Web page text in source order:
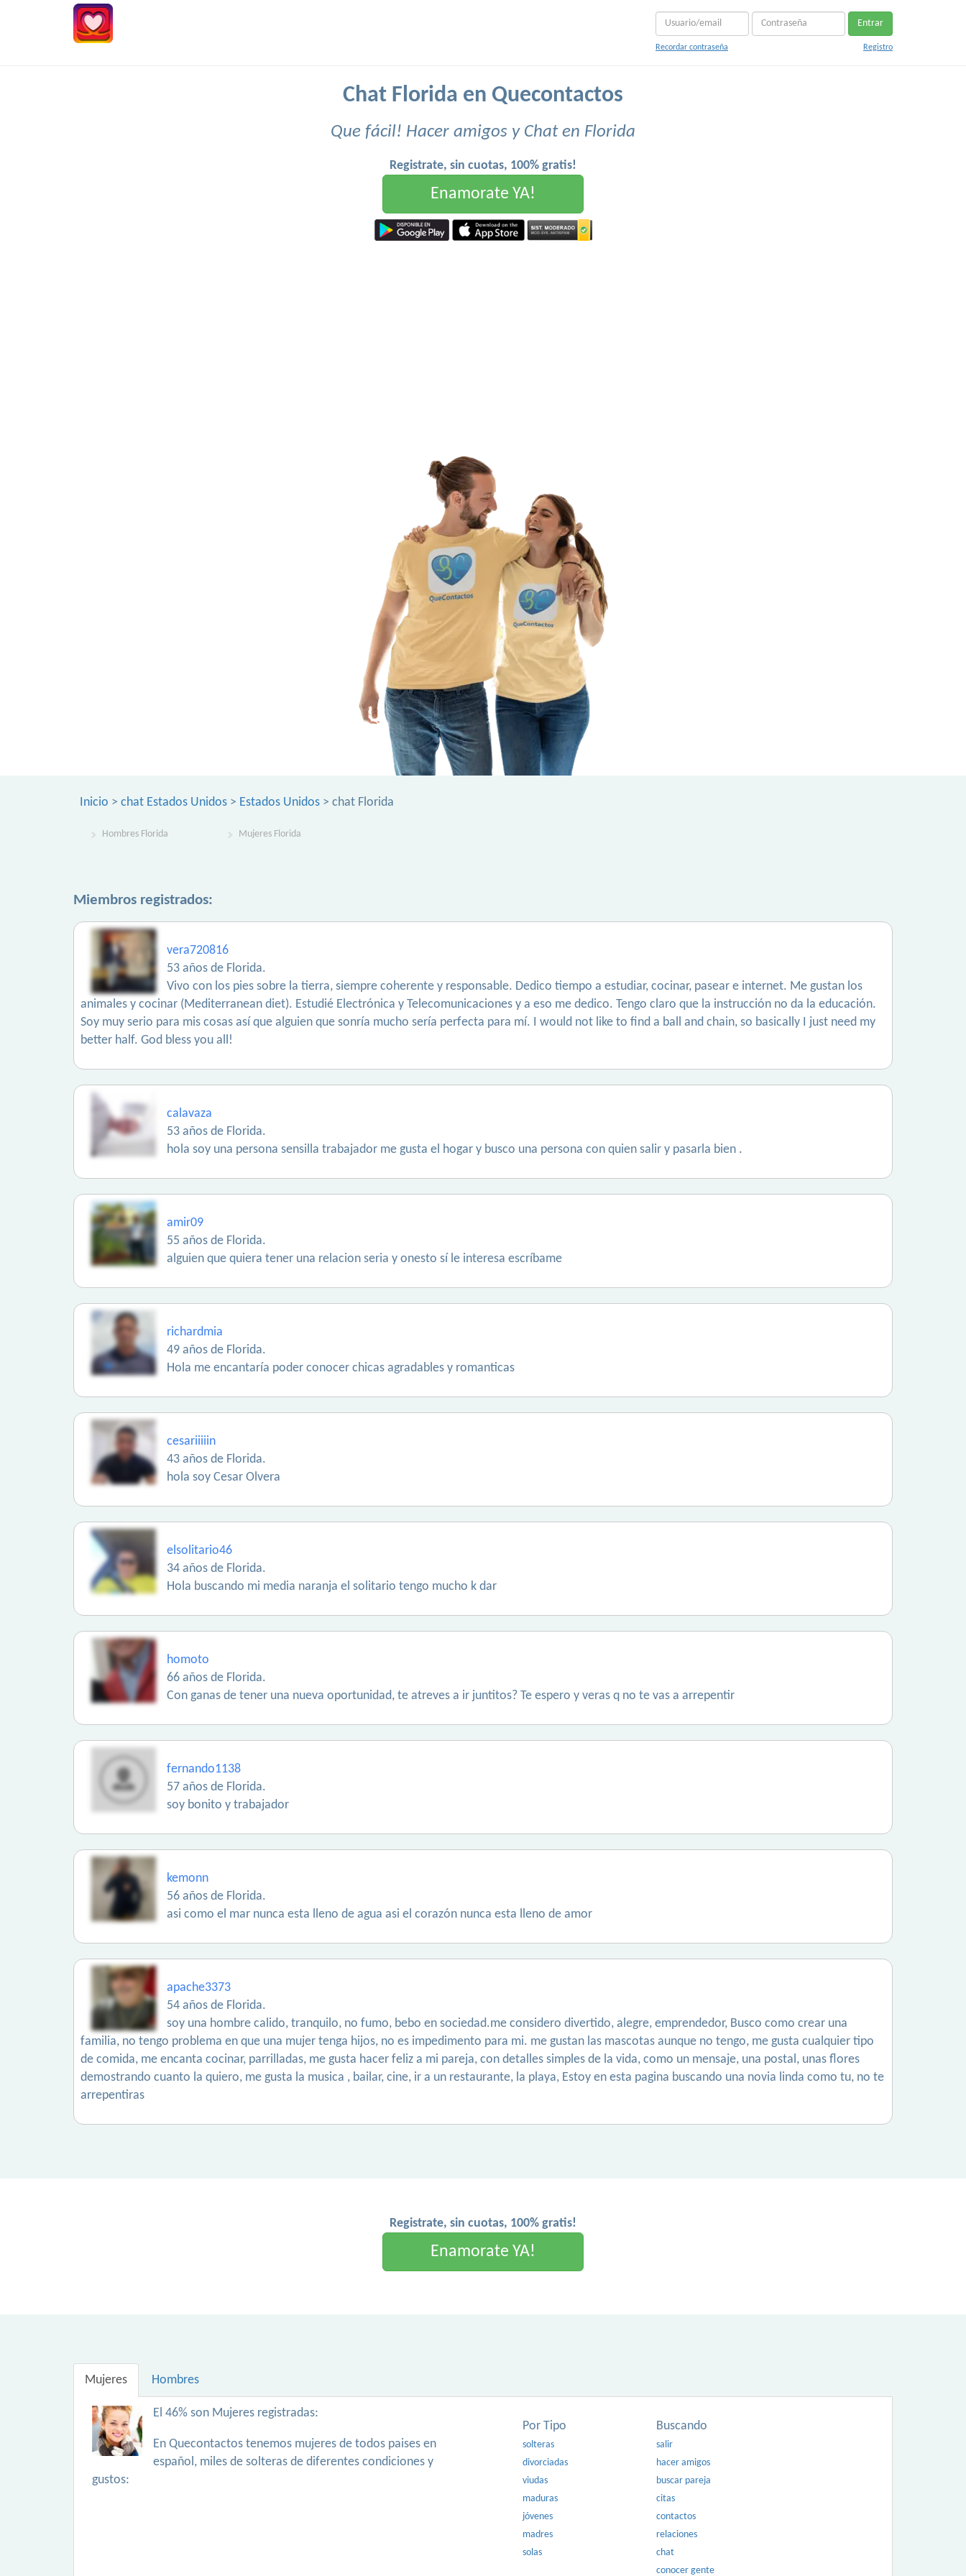
Entrar
Recordar contraseña Registro
Chat Florida en Quecontactos
Que fácil! Hacer amigos y Chat en Florida
Registrate, sin cuotas, 100% gratis!
Enamorate YA!
Inicio > chat Estados Unidos > Estados Unidos > chat Florida
Hombres Florida Mujeres Florida
Miembros registrados:
vera720816
53 años de Florida.
Vivo con los pies sobre la tierra, siempre coherente y responsable. Dedico tiempo a estudiar, cocinar, pasear e internet. Me gustan los
animales y cocinar (Mediterranean diet). Estudié Electrónica y Telecomunicaciones y a eso me dedico. Tengo claro que la instrucción no da la educación.
Soy muy serio para mis cosas así que alguien que sonría mucho sería perfecta para mí. I would not like to find a ball and chain, so basically I just need my
better half. God bless you all!
calavaza
53 años de Florida.
hola soy una persona sensilla trabajador me gusta el hogar y busco una persona con quien salir y pasarla bien .
amir09
55 años de Florida.
alguien que quiera tener una relacion seria y onesto sí le interesa escríbame
richardmia
49 años de Florida.
Hola me encantaría poder conocer chicas agradables y romanticas
cesariiiiin
43 años de Florida.
hola soy Cesar Olvera
elsolitario46
34 años de Florida.
Hola buscando mi media naranja el solitario tengo mucho k dar
homoto
66 años de Florida.
Con ganas de tener una nueva oportunidad, te atreves a ir juntitos? Te espero y veras q no te vas a arrepentir
fernando1138
57 años de Florida.
soy bonito y trabajador
kemonn
56 años de Florida.
asi como el mar nunca esta lleno de agua asi el corazón nunca esta lleno de amor
apache3373
54 años de Florida.
soy una hombre calido, tranquilo, no fumo, bebo en sociedad.me considero divertido, alegre, emprendedor, Busco como crear una
familia, no tengo problema en que una mujer tenga hijos, no es impedimento para mi. me gustan las mascotas aunque no tengo, me gusta cualquier tipo
de comida, me encanta cocinar, parrilladas, me gusta hacer feliz a mi pareja, con detalles simples de la vida, como un mensaje, una postal, unas flores
demostrando cuanto la quiero, me gusta la musica , bailar, cine, ir a un restaurante, la playa, Estoy en esta pagina buscando una novia linda como tu, no te
arrepentiras
Registrate, sin cuotas, 100% gratis!
Enamorate YA!
Mujeres Hombres
El 46% son Mujeres registradas:
En Quecontactos tenemos mujeres de todos paises en
español, miles de solteras de diferentes condiciones y
gustos:
Por Tipo
solteras
divorciadas
viudas
maduras
jóvenes
madres
solas
Buscando
salir
hacer amigos
buscar pareja
citas
contactos
relaciones
chat
conocer gente